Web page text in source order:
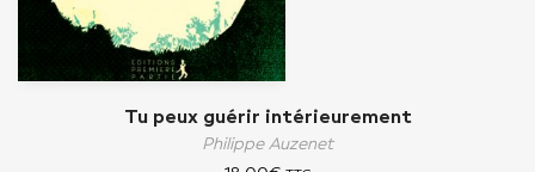
Tu peux guérir intérieurement
Philippe Auzenet